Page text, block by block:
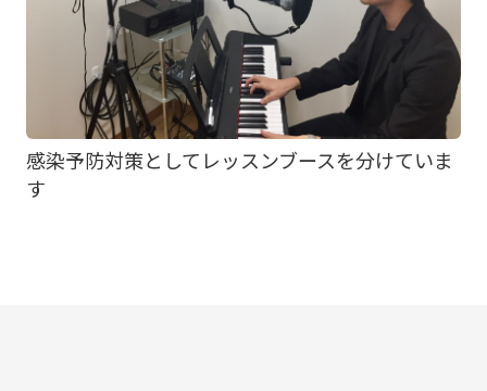
感染予防対策としてレッスンブースを分けていま
す